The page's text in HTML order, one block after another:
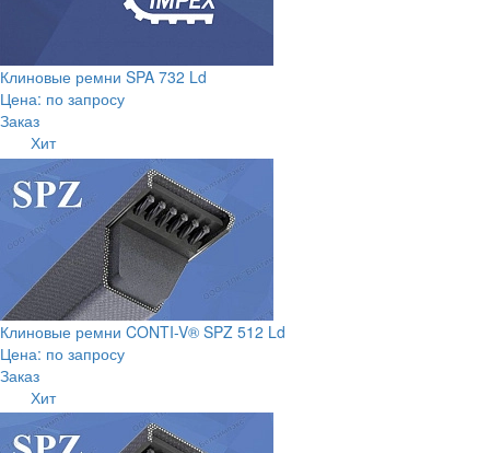
Клиновые ремни SPA 732 Ld
Цена: по запросу
Заказ
Хит
Клиновые ремни CONTI-V® SPZ 512 Ld
Цена: по запросу
Заказ
Хит